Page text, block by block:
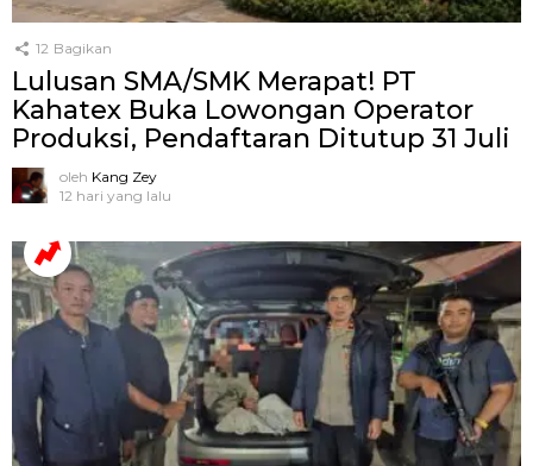
12 Bagikan
Lulusan SMA/SMK Merapat! PT
Kahatex Buka Lowongan Operator
Produksi, Pendaftaran Ditutup 31 Juli
oleh Kang Zey
12 hari yang lalu